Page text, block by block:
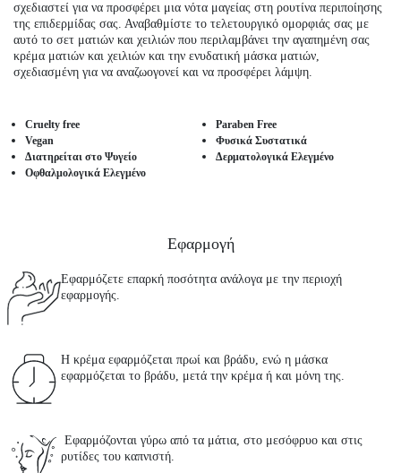
σχεδιαστεί για να προσφέρει μια νότα μαγείας στη ρουτίνα περιποίησης
της επιδερμίδας σας. Αναβαθμίστε το τελετουργικό ομορφιάς σας με
αυτό το σετ ματιών και χειλιών που περιλαμβάνει την αγαπημένη σας
κρέμα ματιών και χειλιών και την ενυδατική μάσκα ματιών,
σχεδιασμένη για να αναζωογονεί και να προσφέρει λάμψη.
Cruelty free
Vegan
Διατηρείται στο Ψυγείο
Οφθαλμολογικά Ελεγμένο
Paraben Free
Φυσικά Συστατικά
Δερματολογικά Ελεγμένο
Εφαρμογή
Εφαρμόζετε επαρκή ποσότητα ανάλογα με την περιοχή
εφαρμογής.
Η κρέμα εφαρμόζεται πρωί και βράδυ, ενώ η μάσκα
εφαρμόζεται το βράδυ, μετά την κρέμα ή και μόνη της.
Εφαρμόζονται γύρω από τα μάτια, στο μεσόφρυο και στις
ρυτίδες του καπνιστή.